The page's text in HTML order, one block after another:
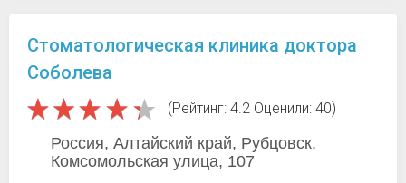
Стоматологическая клиника доктора
Соболева
(Рейтинг: 4.2 Оценили: 40)
Россия, Алтайский край, Рубцовск,
Комсомольская улица, 107